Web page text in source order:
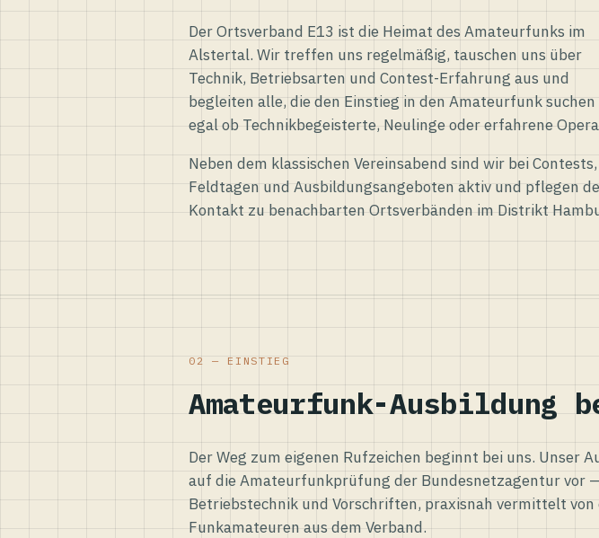
Der Ortsverband E13 ist die Heimat des Amateurfunks im
Alstertal. Wir treffen uns regelmäßig, tauschen uns über
Technik, Betriebsarten und Contest-Erfahrung aus und
begleiten alle, die den Einstieg in den Amateurfunk
egal ob Technikbegeisterte, Neulinge oder erfahrene
Neben dem klassischen Vereinsabend sind wir bei Contests,
Feldtagen und Ausbildungsangeboten aktiv und pflegen
Kontakt zu benachbarten Ortsverbänden im Distrikt
02 — EINSTIEG
Amateurfunk-Ausbildung
Der Weg zum eigenen Rufzeichen beginnt bei uns. Unser
auf die Amateurfunkprüfung der Bundesnetzagentur vor
Betriebstechnik und Vorschriften, praxisnah vermittelt
Funkamateuren aus dem Verband.